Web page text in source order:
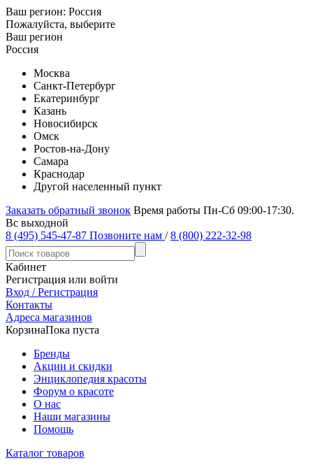
Ваш регион: Россия
Пожалуйста, выберите
Ваш регион
Россия
Москва
Санкт-Петербург
Екатеринбург
Казань
Новосибирск
Омск
Ростов-на-Дону
Самара
Краснодар
Другой населенный пункт
Заказать обратный звонок Время работы Пн-Сб 09:00-17:30.
Вс выходной
8 (495) 545-47-87 Позвоните нам / 8 (800) 222-32-98
Кабинет
Регистрация или войти
Вход / Регистрация
Контакты
Адреса магазинов
КорзинаПока пуста
Бренды
Акции и скидки
Энциклопедия красоты
Форум о красоте
О нас
Наши магазины
Помощь
Каталог товаров